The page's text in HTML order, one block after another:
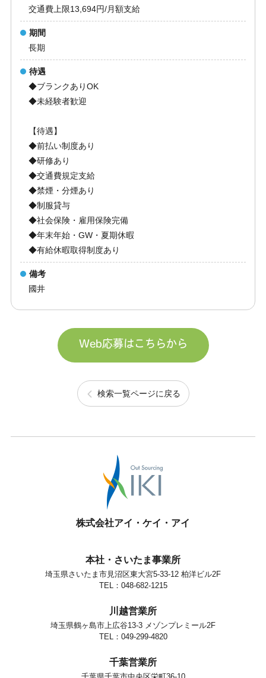
交通費上限13,694円/月額支給
期間
長期
待遇
◆ブランクありOK
◆未経験者歓迎
【待遇】
◆前払い制度あり
◆研修あり
◆交通費規定支給
◆禁煙・分煙あり
◆制服貸与
◆社会保険・雇用保険完備
◆年末年始・GW・夏期休暇
◆有給休暇取得制度あり
備考
國井
Web応募はこちらから
検索一覧ページに戻る
株式会社アイ・ケイ・アイ
本社・さいたま事業所
埼玉県さいたま市見沼区東大宮5-33-12 柏洋ビル2F
TEL：048-682-1215
川越営業所
埼玉県鶴ヶ島市上広谷13-3 メゾンプレミール2F
TEL：049-299-4820
千葉営業所